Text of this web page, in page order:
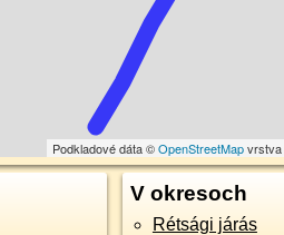
Podkladové dáta ©OpenStreetMapvrstva
V okresoch
Rétsági járás